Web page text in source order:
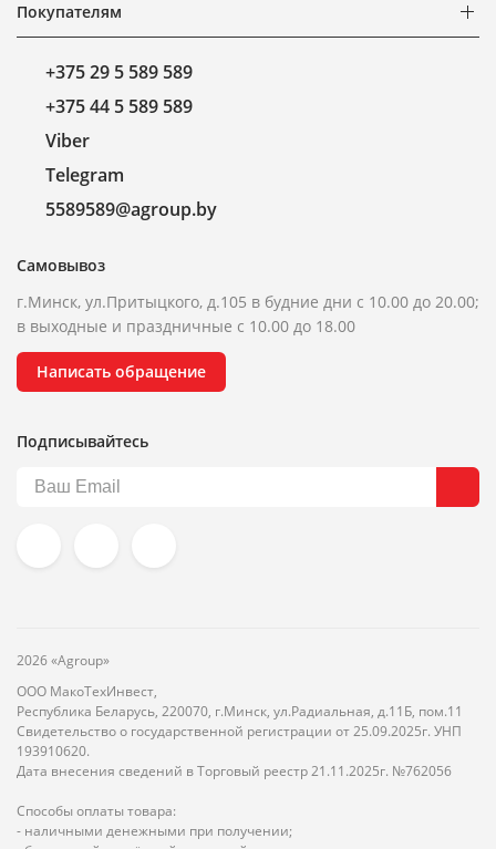
Покупателям
+375 29 5 589 589
+375 44 5 589 589
Viber
Telegram
5589589@agroup.by
Самовывоз
г.Минск, ул.Притыцкого, д.105 в будние дни с 10.00 до 20.00;
в выходные и праздничные с 10.00 до 18.00
Написать обращение
Подписывайтесь
2026 «Agroup»
ООО МакоТехИнвест,
Республика Беларусь, 220070, г.Минск, ул.Радиальная, д.11Б, пом.11
Свидетельство о государственной регистрации от 25.09.2025г. УНП
193910620.
Дата внесения сведений в Торговый реестр 21.11.2025г. №762056
Способы оплаты товара:
- наличными денежными при получении;